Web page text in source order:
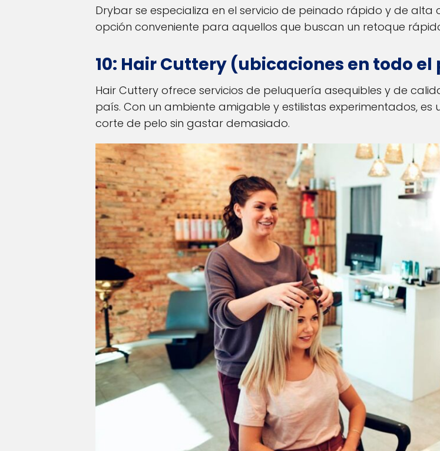
Drybar se especializa en el servicio de peinado rápido y de
opción conveniente para aquellos que buscan un retoque
10: Hair Cuttery (ubicaciones en todo el
Hair Cuttery ofrece servicios de peluquería asequibles y de
país. Con un ambiente amigable y estilistas experimentados,
corte de pelo sin gastar demasiado.